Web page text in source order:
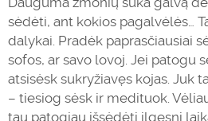
sėdėti, ant kokios pagalvėlės…
dalykai. Pradėk paprasčiausiai
sofos, ar savo lovoj. Jei patogu
atsisėsk sukryžiavęs kojas. Juk
– tiesiog sėsk ir medituok.
tau patogiau išsėdėti ilgesnį